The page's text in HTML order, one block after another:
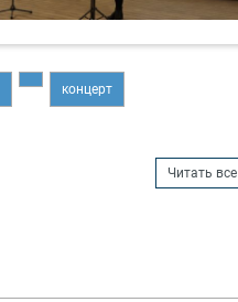
концерт
Читать все